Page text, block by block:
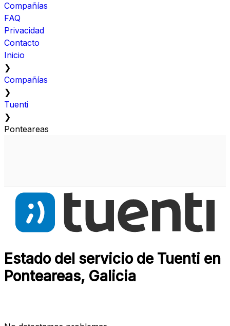
Compañías
FAQ
Privacidad
Contacto
Inicio
❯
Compañías
❯
Tuenti
❯
Ponteareas
Estado del servicio de Tuenti en
Ponteareas, Galicia